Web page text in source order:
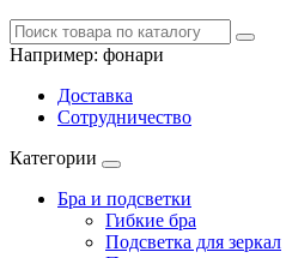
Например: фонари
Доставка
Сотрудничество
Категории
Бра и подсветки
Гибкие бра
Подсветка для зеркал